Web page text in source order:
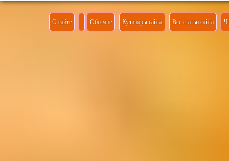
О сайте Обо мне Кулинары сайта Все статьи сайта